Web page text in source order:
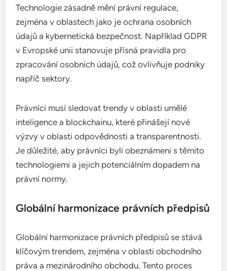
Technologie zásadně mění právní regulace,
zejména v oblastech jako je ochrana osobních
údajů a kybernetická bezpečnost. Například GDPR
v Evropské unii stanovuje přísná pravidla pro
zpracování osobních údajů, což ovlivňuje podniky
napříč sektory.
Právníci musí sledovat trendy v oblasti umělé
inteligence a blockchainu, které přinášejí nové
výzvy v oblasti odpovědnosti a transparentnosti.
Je důležité, aby právníci byli obeznámeni s těmito
technologiemi a jejich potenciálním dopadem na
právní normy.
Globální harmonizace právních předpisů
Globální harmonizace právních předpisů se stává
klíčovým trendem, zejména v oblasti obchodního
práva a mezinárodního obchodu. Tento proces